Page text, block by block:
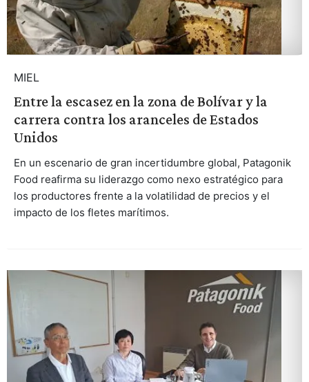
MIEL
Entre la escasez en la zona de Bolívar y la
carrera contra los aranceles de Estados
Unidos
En un escenario de gran incertidumbre global, Patagonik
Food reafirma su liderazgo como nexo estratégico para
los productores frente a la volatilidad de precios y el
impacto de los fletes marítimos.